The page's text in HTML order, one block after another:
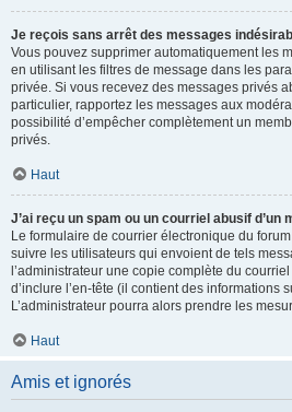
Je reçois sans arrêt des messages
Vous pouvez supprimer automatiquement les
en utilisant les filtres de message dans les
privée. Si vous recevez des messages privés
particulier, rapportez les messages aux
possibilité d’empêcher complètement un
privés.
Haut
J’ai reçu un spam ou un courriel abusif d’un
Le formulaire de courrier électronique du
suivre les utilisateurs qui envoient de tels
l’administrateur une copie complète du
d’inclure l’en-tête (il contient des informations
L’administrateur pourra alors prendre les
Haut
Amis et ignorés